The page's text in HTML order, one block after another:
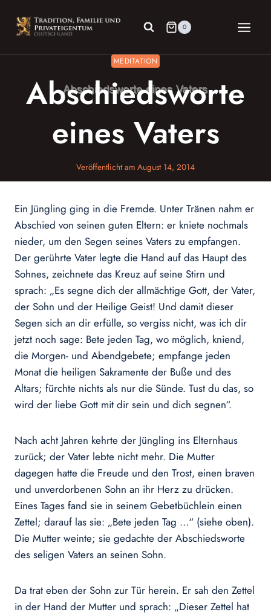
Inhalt
springen
0
MEDITATION
Abschiedsworte
eines Vaters
Veröffentlicht am August 14, 2014
Ein Jüngling ging in die Fremde. Unter Tränen nahm er
Abschied von seinen guten Eltern: er kniete nochmals
nieder, um den Segen seines Vaters zu empfangen.
Der gerührte Vater legte die Hand auf das Haupt des
Sohnes, zeichnete das Kreuz auf seine Stirn und
sprach: „Es segne dich der allmächtige Gott, der Vater,
der Sohn und der Heilige Geist! Und damit dieser
Segen sich an dir erfülle, so vergiss nicht, was ich dir
jetzt noch sage: Bete jeden Tag, wo möglich, kniend,
die Morgen- und Abendgebete; empfange jeden
Monat die heiligen Sakramente der Buße und des
Altars; fürchte nichts als nur die Sünde. Tust du das, so
wird der liebe Gott mit dir sein und dich segnen“.
Nach acht Jahren kehrte der Jüngling ins Elternhaus
zurück; der Vater lebte nicht mehr. Die Mutter
dagegen hatte die Freude und den Trost, einen braven
und unverdorbenen Sohn an ihr Herz zu drücken.
Eines Tages fand sie in seinem Gebetbüchlein einen
Zettel; darauf las sie: „Bete jeden Tag …“ (siehe oben).
Die Mutter weinte; sie gedachte der Abschiedsworte
des seligen Vaters an seinen Sohn.
Da trat eben der Sohn zur Tür herein. Er sah den Zettel
in der Hand der Mutter und sprach: „Dieser Zettel hat